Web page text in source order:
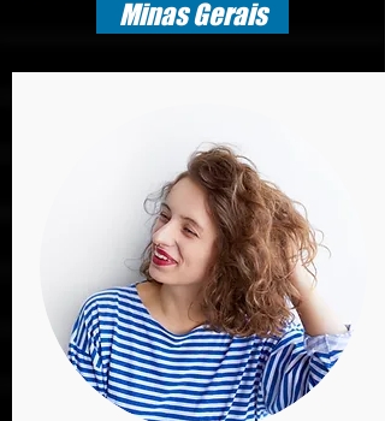
Minas Gerais